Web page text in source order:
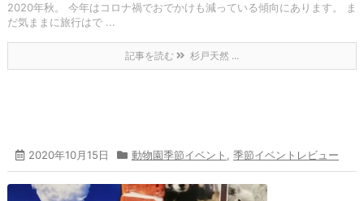
2020年秋。 今年はコロナ禍でおでかけも減っている傾向にあります。 ま
だ気ままに旅行はで ...
記事を読む 杉戸天然 ...
2020年10月15日 動物園季節イベント , 季節イベントレビュー